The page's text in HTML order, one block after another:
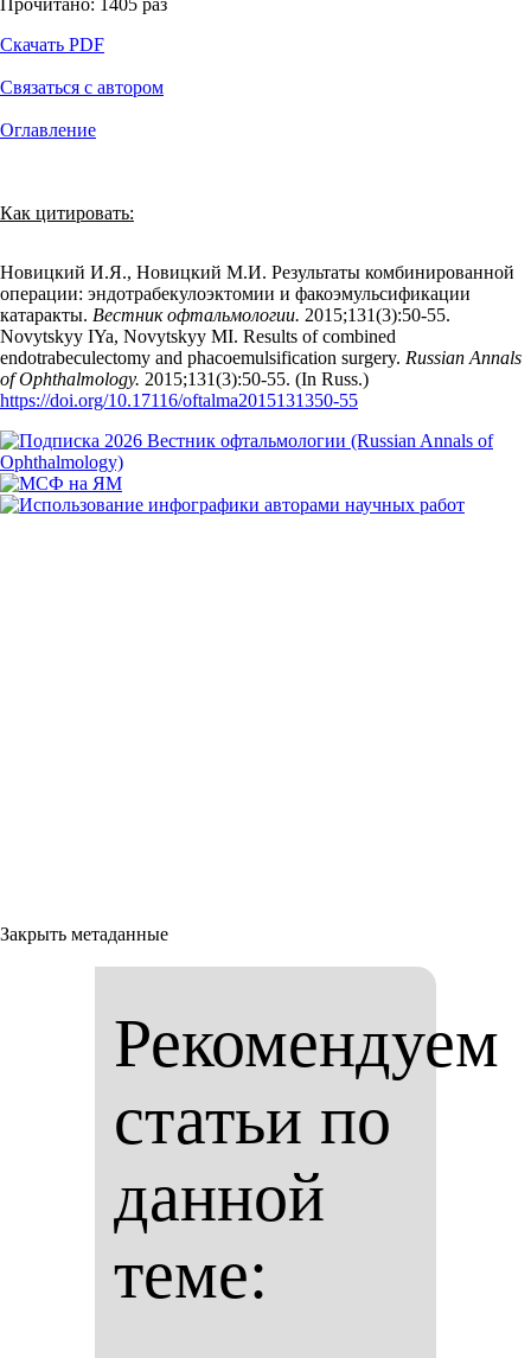
Прочитано: 1405 раз
Скачать PDF
Связаться с автором
Оглавление
Как цитировать:
Новицкий И.Я., Новицкий М.И. Результаты комбинированной
операции: эндотрабекулоэктомии и факоэмульсификации
катаракты. Вестник офтальмологии. 2015;131(3):50‑55.
Novytskyy IYa, Novytskyy MI. Results of combined
endotrabeculectomy and phacoemulsification surgery. Russian Annals
of Ophthalmology. 2015;131(3):50‑55. (In Russ.)
https://doi.org/10.17116/oftalma2015131350-55
Закрыть метаданные
Рекомендуем
статьи по
данной
теме: